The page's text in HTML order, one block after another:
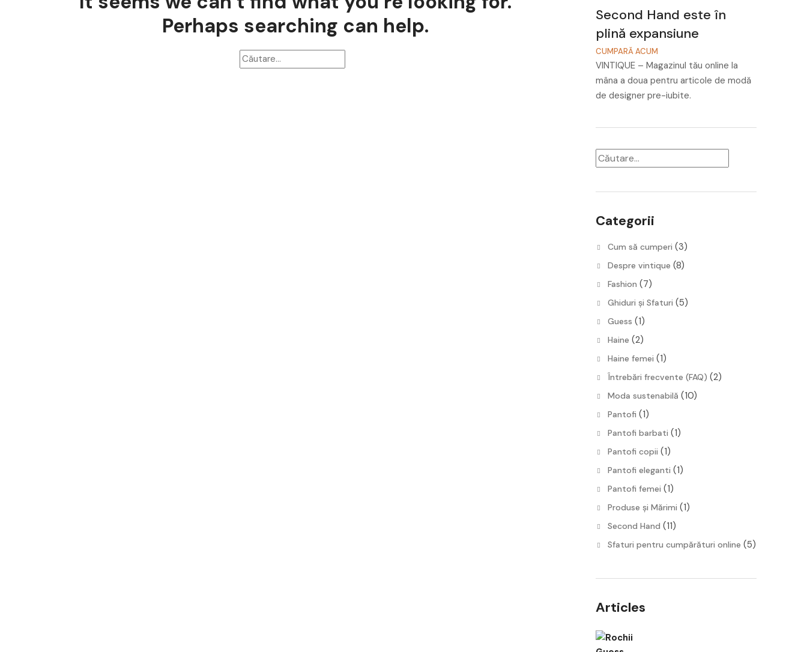
Perhaps searching can help.
Second Hand este în
plină expansiune
CUMPARĂ ACUM
VINTIQUE – Magazinul tău online la
mâna a doua pentru articole de modă
de designer pre-iubite.
Categorii
Cum să cumperi (3)
Despre vintique (8)
Fashion (7)
Ghiduri și Sfaturi (5)
Guess (1)
Haine (2)
Haine femei (1)
Întrebări frecvente (FAQ) (2)
Moda sustenabilă (10)
Pantofi (1)
Pantofi barbati (1)
Pantofi copii (1)
Pantofi eleganti (1)
Pantofi femei (1)
Produse și Mărimi (1)
Second Hand (11)
Sfaturi pentru cumpărături online (5)
Articles